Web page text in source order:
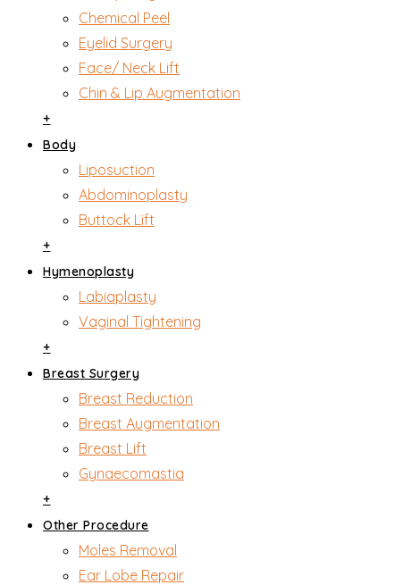
Chemical Peel
Eyelid Surgery
Face/ Neck Lift
Chin & Lip Augmentation
+
Body
Liposuction
Abdominoplasty
Buttock Lift
+
Hymenoplasty
Labiaplasty
Vaginal Tightening
+
Breast Surgery
Breast Reduction
Breast Augmentation
Breast Lift
Gynaecomastia
+
Other Procedure
Moles Removal
Ear Lobe Repair